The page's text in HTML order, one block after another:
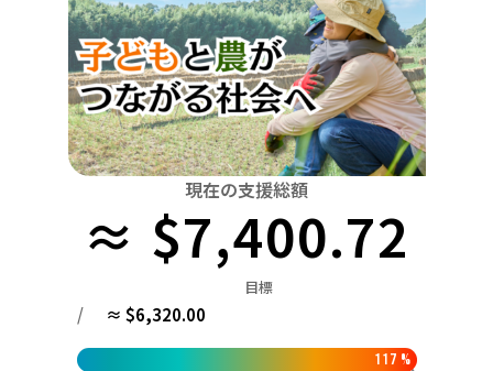
九州・沖縄
富山 石川 福井 山梨 長野
三重 滋賀 京都 大阪 兵庫 奈良
鳥取 島根 岡山 広島 山口
九州・沖縄
現在の支援総額
≈ $7,400.72
目標
/ ≈ $6,320.00
117 %